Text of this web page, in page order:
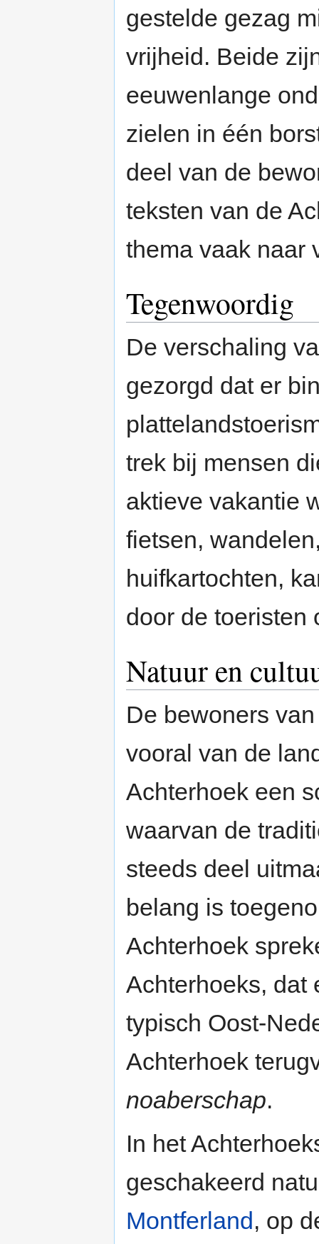
gestelde gezag
vrijheid. Beide
eeuwenlange
zielen in één
deel van de
teksten van de
thema vaak naar
Tegenwoordig
De verschaling
gezorgd dat er
trek bij mensen
aktieve vakantie
fietsen,
huifkartochten,
door de toeristen
Natuur en
De bewoners
vooral van de
Achterhoek een
waarvan de
steeds deel
belang is
Achterhoek
Achterhoeks, dat
typisch Oost-
Achterhoek
noaberschap.
In het
geschakeerd
Montferland, op